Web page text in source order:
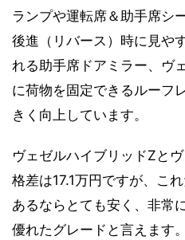
ランプや運転席＆助手席シ
後進（リバース）時に見や
れる助手席ドアミラー、ヴ
に荷物を固定できるルーフ
きく向上しています。
ヴェゼルハイブリッドZと
格差は17.1万円ですが、こ
あるならとても安く、非常
優れたグレードと言えます。